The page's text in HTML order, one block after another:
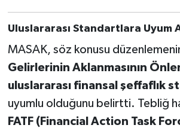
Uluslararası Standartlara Uyum
MASAK, söz konusu
Gelirlerinin Aklanmasının
uluslararası finansal şeffaflık
uyumlu olduğunu belirtti. Tebliğ
FATF (Financial Action Task